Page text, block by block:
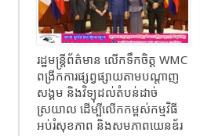
រដ្ឋមន្ត្រីព័ត៌មាន លើកទឹកចិត្ត WMC
ពង្រីកការផ្សព្វផ្សាយតាមបណ្តាញ
សង្គម និងវិទ្យុដល់តំបន់ដាច់
ស្រយាល ដើម្បីលើកកម្ពស់កម្មវិធី
អប់រំសុខភាព និងសមភាពយេនឌ័រ